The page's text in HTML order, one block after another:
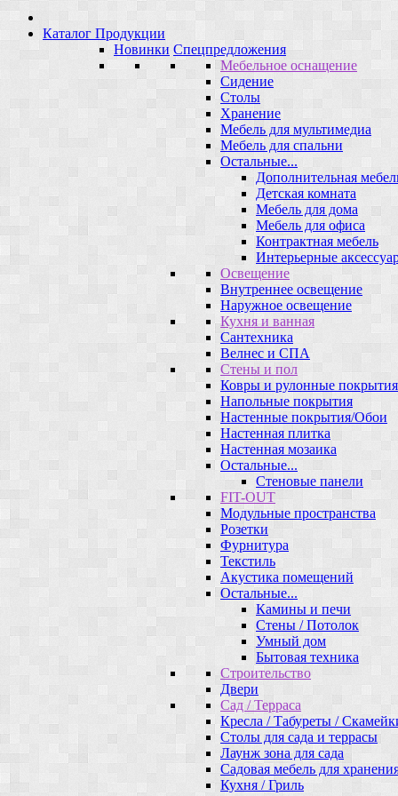
Каталог Продукции
Новинки Спецпредложения
Мебельное оснащение
Сидение
Столы
Хранение
Мебель для мультимедиа
Мебель для спальни
Остальные...
Дополнительная
Детская комната
Мебель для дома
Мебель для офиса
Контрактная мебель
Интерьерные
Освещение
Внутреннее освещение
Наружное освещение
Кухня и ванная
Сантехника
Велнес и СПА
Стены и пол
Ковры и рулонные покрытия
Напольные покрытия
Настенные покрытия/Обои
Настенная плитка
Настенная мозаика
Остальные...
Стеновые панели
FIT-OUT
Модульные пространства
Розетки
Фурнитура
Текстиль
Акустика помещений
Остальные...
Камины и печи
Стены / Потолок
Умный дом
Бытовая техника
Строительство
Двери
Сад / Терраса
Кресла / Табуреты /
Столы для сада и террасы
Лаунж зона для сада
Садовая мебель для
Кухня / Гриль